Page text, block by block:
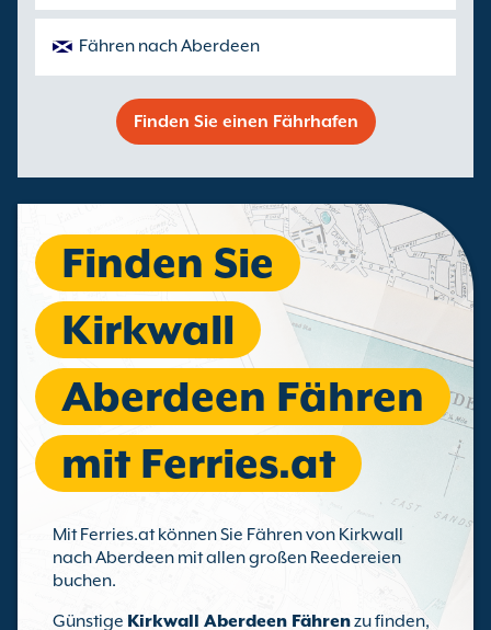
Fähren nach Aberdeen
Finden Sie einen Fährhafen
Finden Sie
Kirkwall
Aberdeen Fähren
mit Ferries.at
Mit Ferries.at können Sie Fähren von Kirkwall
nach Aberdeen mit allen großen Reedereien
buchen.
Günstige Kirkwall Aberdeen Fährenzu finden,